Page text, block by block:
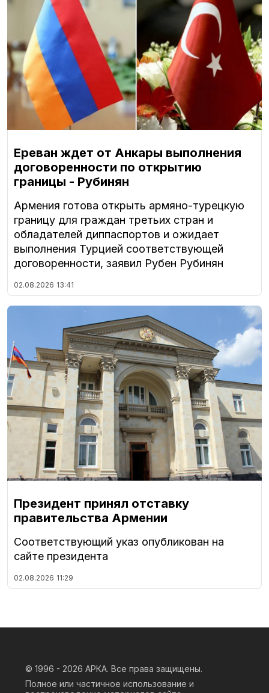
Ереван ждет от Анкары выполнения
договоренности по открытию
границы - Рубинян
Армения готова открыть армяно-турецкую
границу для граждан третьих стран и
обладателей диппаспортов и ожидает
выполнения Турцией соответствующей
договоренности, заявил Рубен Рубинян
02.08.2026 13:41
Президент принял отставку
правительства Армении
Соответствующий указ опубликован на
сайте президента
02.08.2026 11:29
© 1996 - 2026 АРКА. Все права защищены.
Полное или частичное использование и